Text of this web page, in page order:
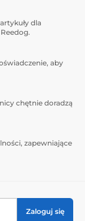
dla
aby
chętnie doradzą
zapewniające
Zaloguj się